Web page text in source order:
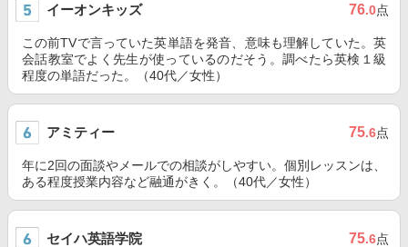
イーオンキッズ 76.0点
この前TVで言っていた英単語を発音、意味も理解していた。英
会話教室でよく先生が使っているのだそう。調べたら英検１級
程度の単語だった。（40代／女性）
アミティー 75.6点
年に2回の面談やメールでの相談がしやすい。個別レッスンは、
ある程度授業内容など融通がきく。（40代／女性）
セイハ英語学院 75.6点